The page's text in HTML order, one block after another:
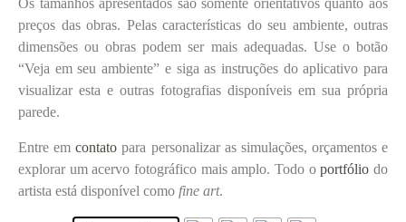
Os tamanhos apresentados são somente orientativos quanto aos
preços das obras. Pelas características do seu ambiente, outras
dimensões ou obras podem ser mais adequadas. Use o botão
“Veja em seu ambiente” e siga as instruções do aplicativo para
visualizar esta e outras fotografias disponíveis em sua própria
parede.
Entre emcontato para personalizar as simulações, orçamentos e
explorar um acervo fotográfico mais amplo. Todo oportfólio do
artista está disponível como fine art.